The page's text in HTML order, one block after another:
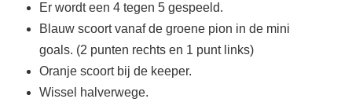
Er wordt een 4 tegen 5 gespeeld.
Blauw scoort vanaf de groene pion in de mini
goals. (2 punten rechts en 1 punt links)
Oranje scoort bij de keeper.
Wissel halverwege.